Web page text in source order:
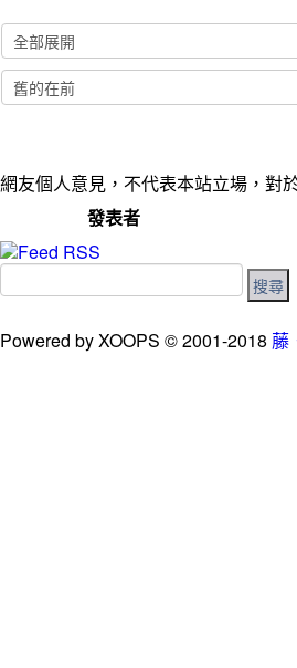
網友個人意見，不代表本站立場，對
發表者
Powered by XOOPS © 2001-2018 藤